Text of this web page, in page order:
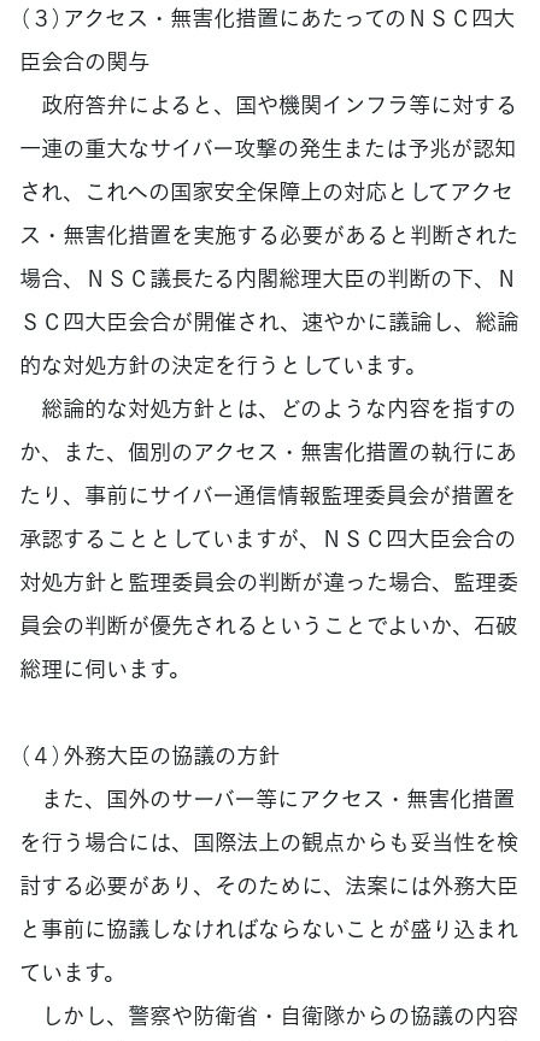
（３）アクセス・無害化措置にあたってのＮＳＣ四大
臣会合の関与
政府答弁によると、国や機関インフラ等に対する
一連の重大なサイバー攻撃の発生または予兆が認知
され、これへの国家安全保障上の対応としてアクセ
ス・無害化措置を実施する必要があると判断された
場合、ＮＳＣ議長たる内閣総理大臣の判断の下、Ｎ
ＳＣ四大臣会合が開催され、速やかに議論し、総論
的な対処方針の決定を行うとしています。
総論的な対処方針とは、どのような内容を指すの
か、また、個別のアクセス・無害化措置の執行にあ
たり、事前にサイバー通信情報監理委員会が措置を
承認することとしていますが、ＮＳＣ四大臣会合の
対処方針と監理委員会の判断が違った場合、監理委
員会の判断が優先されるということでよいか、石破
総理に伺います。
（４）外務大臣の協議の方針
また、国外のサーバー等にアクセス・無害化措置
を行う場合には、国際法上の観点からも妥当性を検
討する必要があり、そのために、法案には外務大臣
と事前に協議しなければならないことが盛り込まれ
ています。
しかし、警察や防衛省・自衛隊からの協議の内容